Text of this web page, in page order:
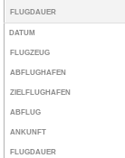
FLUGDAUER
DATUM
FLUGZEUG
ABFLUGHAFEN
ZIELFLUGHAFEN
ABFLUG
ANKUNFT
FLUGDAUER